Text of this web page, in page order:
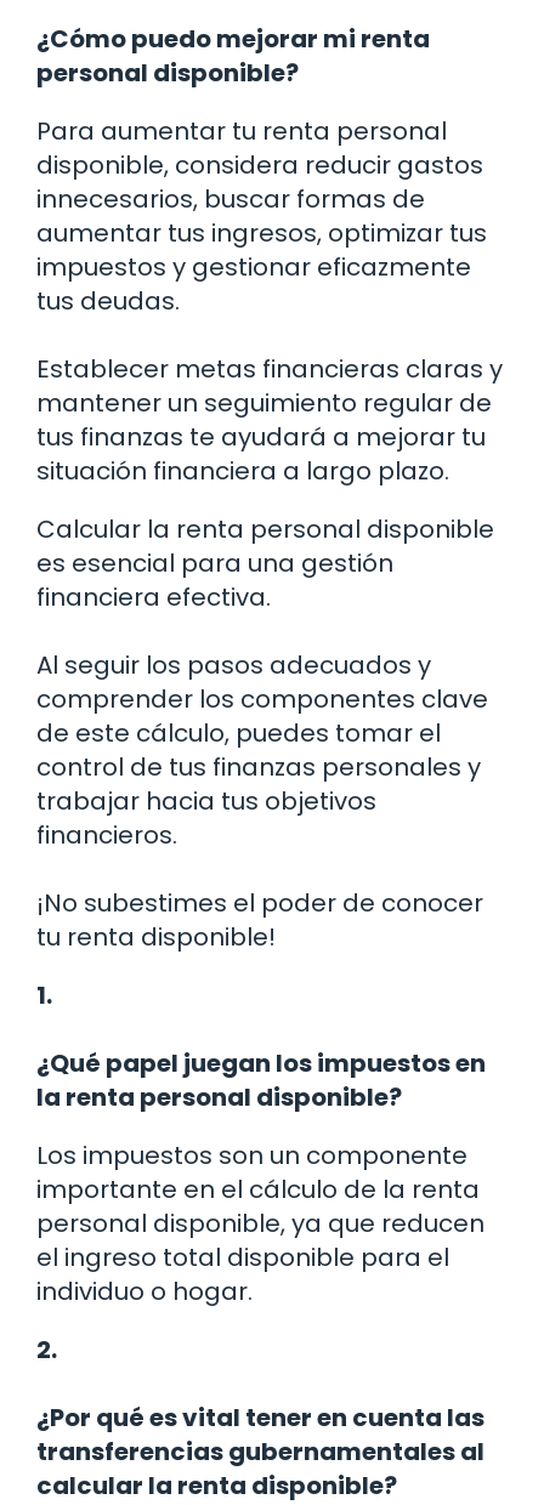
¿Cómo puedo mejorar mi renta
personal disponible?
Para aumentar tu renta personal
disponible, considera reducir gastos
innecesarios, buscar formas de
aumentar tus ingresos, optimizar tus
impuestos y gestionar eficazmente
tus deudas.
Establecer metas financieras claras y
mantener un seguimiento regular de
tus finanzas te ayudará a mejorar tu
situación financiera a largo plazo.
Calcular la renta personal disponible
es esencial para una gestión
financiera efectiva.
Al seguir los pasos adecuados y
comprender los componentes clave
de este cálculo, puedes tomar el
control de tus finanzas personales y
trabajar hacia tus objetivos
financieros.
¡No subestimes el poder de conocer
tu renta disponible!
1.
¿Qué papel juegan los impuestos en
la renta personal disponible?
Los impuestos son un componente
importante en el cálculo de la renta
personal disponible, ya que reducen
el ingreso total disponible para el
individuo o hogar.
2.
¿Por qué es vital tener en cuenta las
transferencias gubernamentales al
calcular la renta disponible?